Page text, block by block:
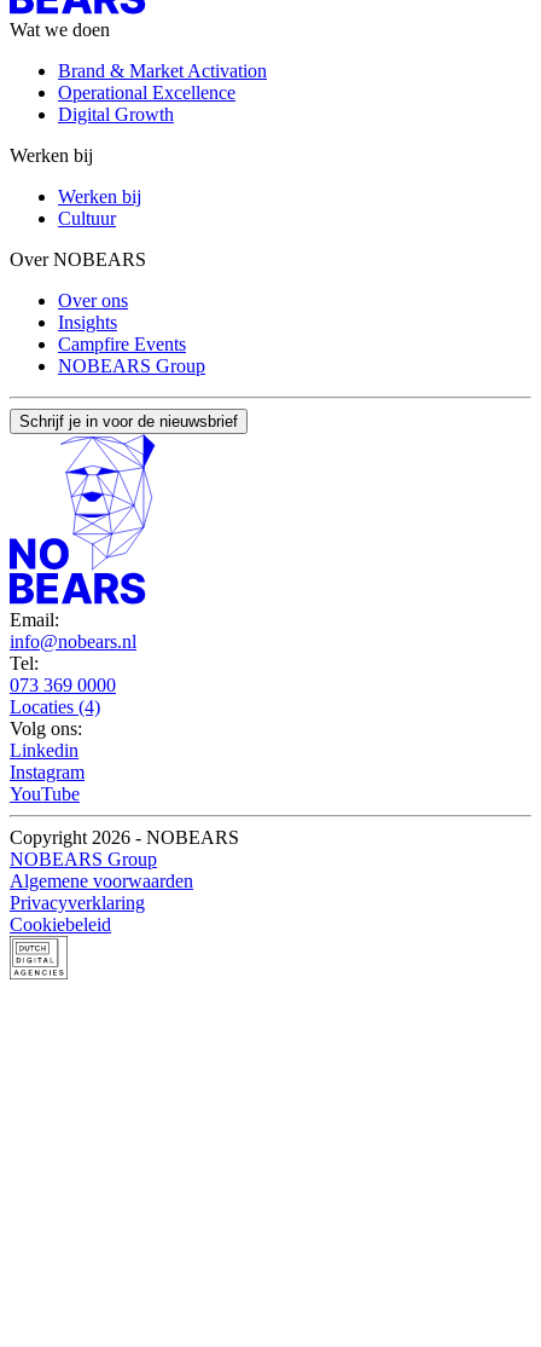
Wat we doen
Brand & Market Activation
Operational Excellence
Digital Growth
Werken bij
Werken bij
Cultuur
Over NOBEARS
Over ons
Insights
Campfire Events
NOBEARS Group
Schrijf je in voor de nieuwsbrief
Email:
info@nobears.nl
Tel:
073 369 0000
Locaties (4)
Volg ons:
Linkedin
Instagram
YouTube
Copyright 2026 - NOBEARS
NOBEARS Group
Algemene voorwaarden
Privacyverklaring
Cookiebeleid